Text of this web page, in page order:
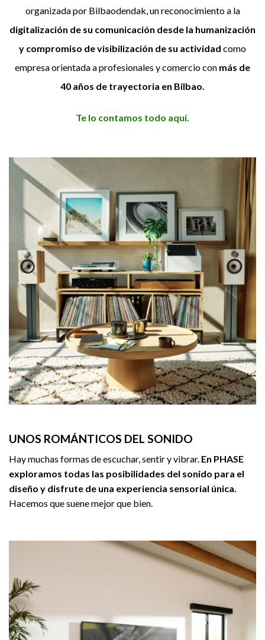
organizada por Bilbaodendak, un reconocimiento a la
digitalización de su comunicación desde la humanización
y compromiso de visibilización de su actividad como
empresa orientada a profesionales y comercio con más de
40 años de trayectoria en Bilbao.
Te lo contamos todo aquí.
UNOS ROMÁNTICOS DEL SONIDO
Hay muchas formas de escuchar, sentir y vibrar. En PHASE
exploramos todas las posibilidades del sonido para el
diseño y disfrute de una experiencia sensorial única.
Hacemos que suene mejor que bien.